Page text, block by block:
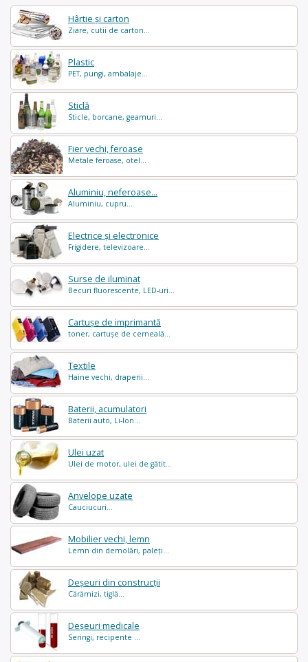
Hârtie și carton
Ziare, cutii de carton...
Plastic
PET, pungi, ambalaje...
Sticlă
Sticle, borcane, geamuri...
Fier vechi, feroase
Metale feroase, otel...
Aluminiu, neferoase...
Aluminiu, cupru...
Electrice și electronice
Frigidere, televizoare...
Surse de iluminat
Becuri fluorescente, LED-uri...
Cartușe de imprimantă
toner, cartușe de cerneală...
Textile
Haine vechi, draperii...
Baterii, acumulatori
Baterii auto, Li-Ion...
Ulei uzat
Ulei de motor, ulei de gătit...
Anvelope uzate
Cauciucuri...
Mobilier vechi, lemn
Lemn din demolări, paleți...
Deșeuri din construcții
Cărămizi, tiglă...
Deșeuri medicale
Seringi, recipente ...